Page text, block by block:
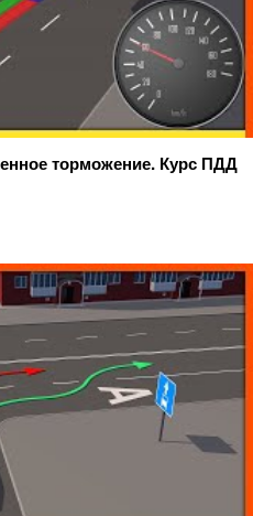
торможение. Курс ПДД